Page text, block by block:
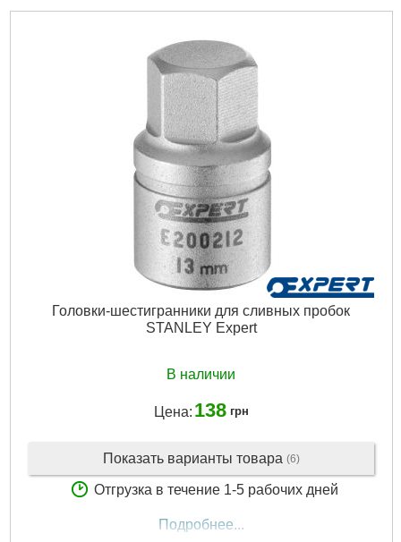
Головки-шестигранники для сливных пробок
STANLEY Expert
В наличии
Цена: 138 грн
Показать варианты товара (6)
Отгрузка в течение 1-5 рабочих дней
Подробнее...